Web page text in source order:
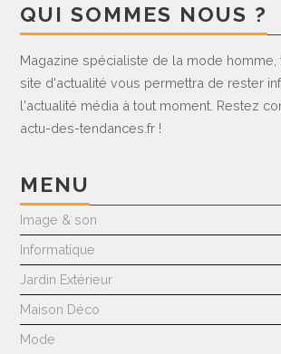
QUI SOMMES NOUS ?
Magazine spécialiste de la mode homme,
site d'actualité vous permettra de rester
l'actualité média à tout moment. Restez
actu-des-tendances.fr !
MENU
Image & son
Informatique
Jardin Extérieur
Maison Déco
Mode